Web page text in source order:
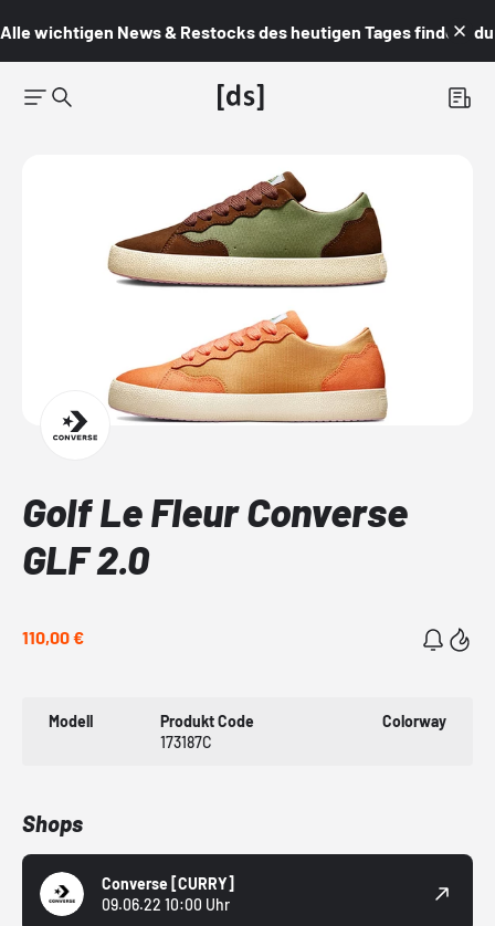
Alle wichtigen News & Restocks des heutigen Tages findest du
Golf Le Fleur Converse
GLF 2.0
110,00 €
Modell
Produkt Code
173187C
Colorway
Shops
Converse [CURRY]
09.06.22 10:00 Uhr